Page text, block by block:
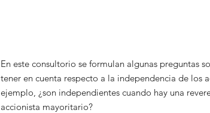
En este consultorio se formulan algunas preguntas
tener en cuenta respecto a la independencia de los
ejemplo, ¿son independientes cuando hay una
accionista mayoritario?